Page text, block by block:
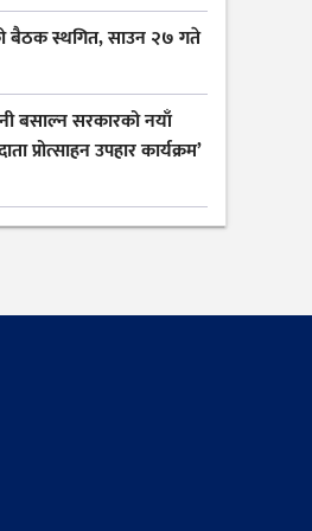
बैठक स्थगित, साउन २७ गते
बसाल्न सरकारको नयाँ
प्रोत्साहन उपहार कार्यक्रम’